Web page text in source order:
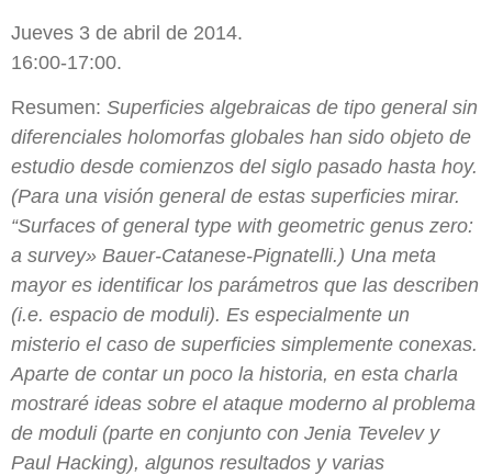
Jueves 3 de abril de 2014.
16:00-17:00.
Resumen: Superficies algebraicas de tipo general sin
diferenciales holomorfas globales han sido objeto de
estudio desde comienzos del siglo pasado hasta hoy.
(Para una visión general de estas superficies mirar.
“Surfaces of general type with geometric genus zero:
a survey» Bauer-Catanese-Pignatelli.) Una meta
mayor es identificar los parámetros que las describen
(i.e. espacio de moduli). Es especialmente un
misterio el caso de superficies simplemente conexas.
Aparte de contar un poco la historia, en esta charla
mostraré ideas sobre el ataque moderno al problema
de moduli (parte en conjunto con Jenia Tevelev y
Paul Hacking), algunos resultados y varias